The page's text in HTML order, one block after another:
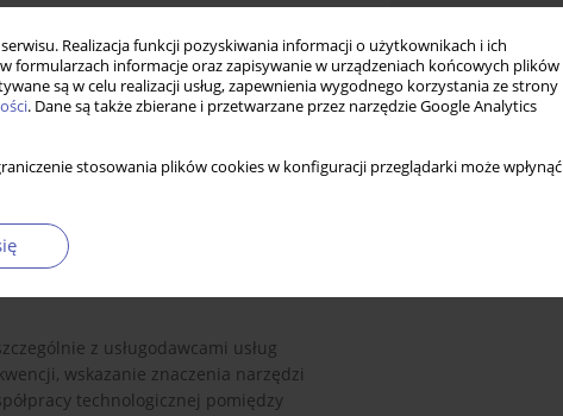
Realizacja funkcji pozyskiwania informacji o użytkownikach i ich
informacje oraz zapisywanie w urządzeniach końcowych plików
są w celu realizacji usług, zapewnienia wygodnego korzystania ze strony
. Dane są także zbierane i przetwarzane przez narzędzie Google Analytics
stosowania plików cookies w konfiguracji przeglądarki może
z usługodawcami usług
wskazanie znaczenia narzędzi
technologicznej pomiędzy
Indeks słów
Indeks kodów